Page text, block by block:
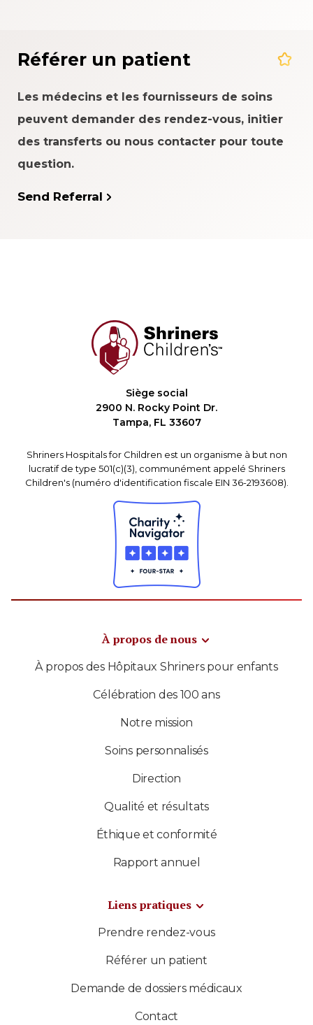
Référer un patient
Les médecins et les fournisseurs de soins
peuvent demander des rendez-vous, initier
des transferts ou nous contacter pour toute
question.
Send Referral
Siège social
2900 N. Rocky Point Dr.
Tampa, FL 33607
Shriners Hospitals for Children est un organisme à but non
lucratif de type 501(c)(3), communément appelé Shriners
Children's (numéro d'identification fiscale EIN 36-2193608).
À propos de nous
À propos des Hôpitaux Shriners pour enfants
Célébration des 100 ans
Notre mission
Soins personnalisés
Direction
Qualité et résultats
Éthique et conformité
Rapport annuel
Liens pratiques
Prendre rendez-vous
Référer un patient
Demande de dossiers médicaux
Contact